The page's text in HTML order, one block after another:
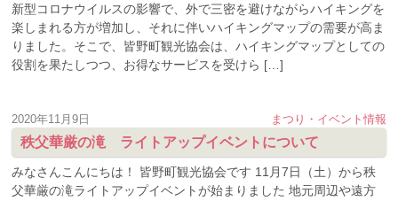
新型コロナウイルスの影響で、外で三密を避けながらハイキングを
楽しまれる方が増加し、それに伴いハイキングマップの需要が高ま
りました。そこで、皆野町観光協会は、ハイキングマップとしての
役割を果たしつつ、お得なサービスを受けら […]
まつり・イベント情報
2020年11月9日
秩父華厳の滝 ライトアップイベントについて
みなさんこんにちは！ 皆野町観光協会です 11月7日（土）から秩
父華厳の滝ライトアップイベントが始まりました 地元周辺や遠方